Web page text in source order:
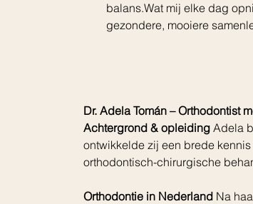
balans.Wat mij elke dag
gezondere, mooiere
Dr. Adela Tomán – Orthodontist
Achtergrond & opleiding Adela
ontwikkelde zij een brede
orthodontisch-chirurgische
Orthodontie in Nederland Na